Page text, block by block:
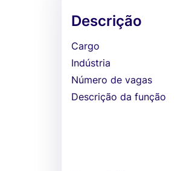
Descrição
Cargo
Indústria
Número de vagas
Descrição da função